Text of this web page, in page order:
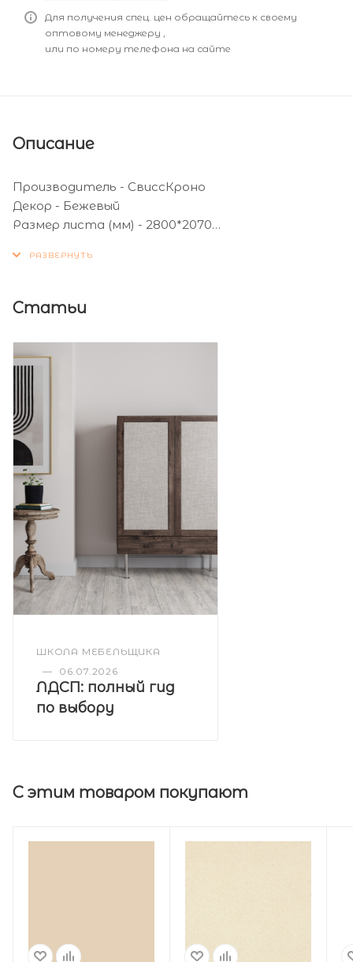
Для получения спец. цен обращайтесь к своему
оптовому менеджеру ,
или по номеру телефона на сайте
Описание
Производитель - СвиссКроно
Декор - Бежевый
Размер листа (мм) - 2800*2070
Статьи
ШКОЛА МЕБЕЛЬЩИКА
—
06.07.2026
ЛДСП: полный гид
по выбору
С этим товаром покупают